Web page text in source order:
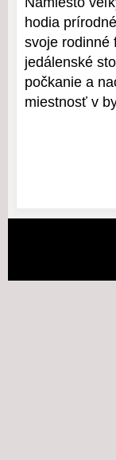
hodia
svoje rodinné
jedálenské
počkanie a
miestnosť v